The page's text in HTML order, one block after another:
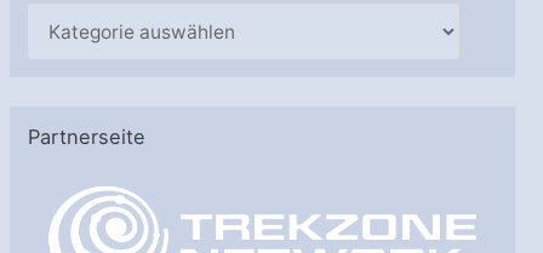
g
Partnerseite